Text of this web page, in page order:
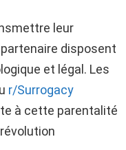
leur
disposent
et légal. Les
r/Surrogacy
à cette parentalité